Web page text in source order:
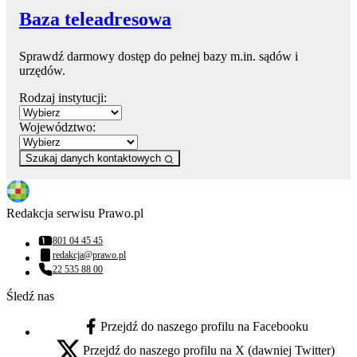
Baza teleadresowa
Sprawdź darmowy dostęp do pełnej bazy m.in. sądów i
urzędów.
Rodzaj instytucji:
Województwo:
Szukaj danych kontaktowych
Redakcja serwisu Prawo.pl
Numer telefonu:
801 04 45 45
Adres email:
redakcja@prawo.pl
Numer telefonu:
22 535 88 00
Śledź nas
facebook - otwiera się w nowej karcie
Przejdź do naszego profilu na Facebooku
Przejdź do naszego profilu na X (dawniej Twitter)